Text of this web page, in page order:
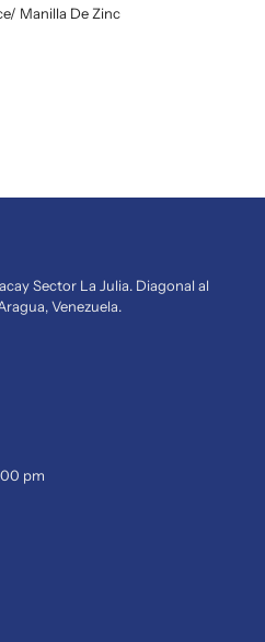
Manilla De Zinc
Sector La Julia. Diagonal al
Venezuela.
pm